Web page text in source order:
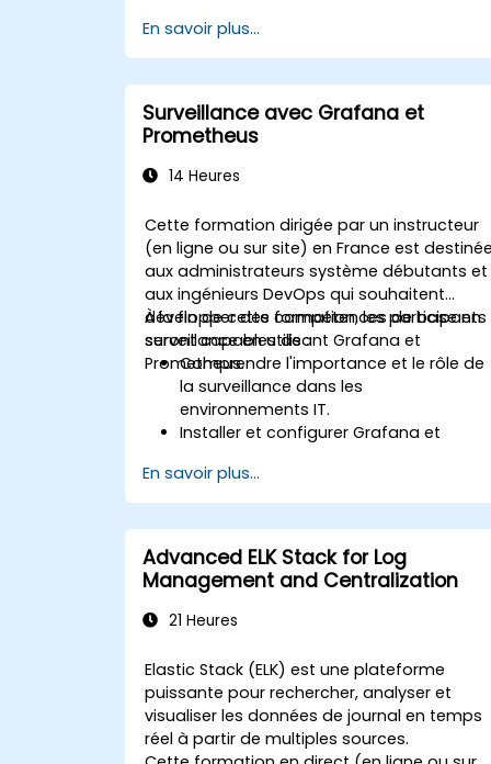
Automatiser les réponses aux alertes
pour une résolution plus rapide des
problèmes.
Utiliser Grafana pour visualiser et gérer
efficacement les alertes.
En savoir plus...
Surveillance avec Grafana et
Prometheus
14 Heures
Cette formation dirigée par un instructeur
(en ligne ou sur site) en France est destinée
aux administrateurs système débutants et
aux ingénieurs DevOps qui souhaitent
développer des compétences de base en
surveillance en utilisant Grafana et
Prometheus.
À la fin de cette formation, les participants
seront capables de :
Comprendre l'importance et le rôle de
la surveillance dans les
environnements IT.
Installer et configurer Grafana et
surveillance basiques.
Créer des tableaux de bord simples et
des alertes pour visualiser les
performances du système.
Appliquer les meilleures pratiques pour
surveiller la disponibilité et les
performances du système.
En savoir plus...
Advanced ELK Stack for Log
Management and Centralization
21 Heures
Elastic Stack (ELK) est une plateforme
puissante pour rechercher, analyser et
visualiser les données de journal en temps
réel à partir de multiples sources.